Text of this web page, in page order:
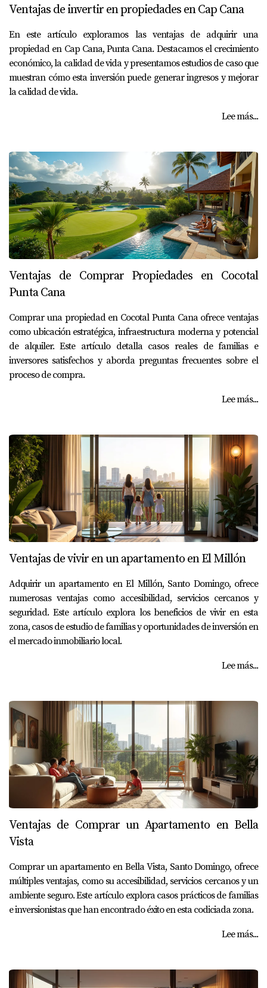
Ventajas de invertir en propiedades en Cap Cana
En este artículo exploramos las ventajas de adquirir una
propiedad en Cap Cana, Punta Cana. Destacamos el crecimiento
económico, la calidad de vida y presentamos estudios de caso que
muestran cómo esta inversión puede generar ingresos y mejorar
la calidad de vida.
Lee más...
Ventajas de Comprar Propiedades en Cocotal
Punta Cana
Comprar una propiedad en Cocotal Punta Cana ofrece ventajas
como ubicación estratégica, infraestructura moderna y potencial
de alquiler. Este artículo detalla casos reales de familias e
inversores satisfechos y aborda preguntas frecuentes sobre el
proceso de compra.
Lee más...
Ventajas de vivir en un apartamento en El Millón
Adquirir un apartamento en El Millón, Santo Domingo, ofrece
numerosas ventajas como accesibilidad, servicios cercanos y
seguridad. Este artículo explora los beneficios de vivir en esta
zona, casos de estudio de familias y oportunidades de inversión en
el mercado inmobiliario local.
Lee más...
Ventajas de Comprar un Apartamento en Bella
Vista
Comprar un apartamento en Bella Vista, Santo Domingo, ofrece
múltiples ventajas, como su accesibilidad, servicios cercanos y un
ambiente seguro. Este artículo explora casos prácticos de familias
e inversionistas que han encontrado éxito en esta codiciada zona.
Lee más...